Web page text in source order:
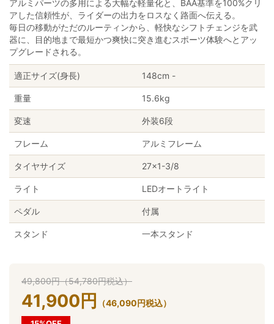
アルミパーツの多用による大幅な軽量化と、BAA基準を100%クリ
アした信頼性が、ライダーの出力をロスなく路面へ伝える。
毎日の移動がただのルーティンから、軽快なシフトチェンジを武
器に、目的地まで最短かつ爽快に突き進むスポーツ体験へとアッ
プグレードされる。
適正サイズ(身長) 148cm -
重量 15.6kg
変速 外装6段
フレーム アルミフレーム
タイヤサイズ 27×1-3/8
ライト LEDオートライト
ペダル 付属
スタンド 一本スタンド
49,800円（54,780円税込）
41,900 円 （46,090円税込）